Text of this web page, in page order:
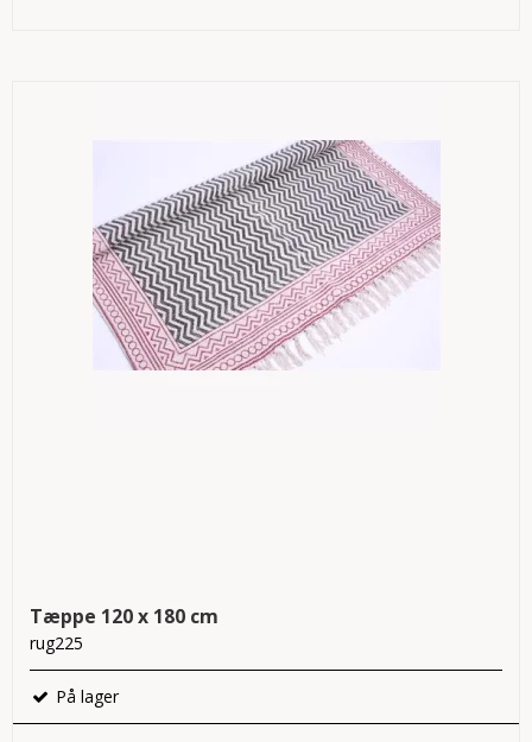
Tæppe 120 x 180 cm
rug225
På lager